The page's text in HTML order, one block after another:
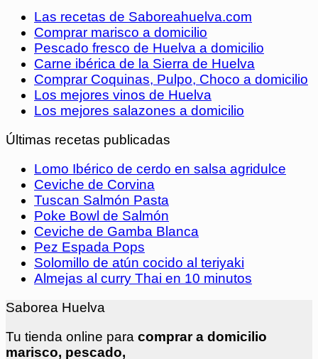
Las recetas de Saboreahuelva.com
Comprar marisco a domicilio
Pescado fresco de Huelva a domicilio
Carne ibérica de la Sierra de Huelva
Comprar Coquinas, Pulpo, Choco a domicilio
Los mejores vinos de Huelva
Los mejores salazones a domicilio
Últimas recetas publicadas
Lomo Ibérico de cerdo en salsa agridulce
Ceviche de Corvina
Tuscan Salmón Pasta
Poke Bowl de Salmón
Ceviche de Gamba Blanca
Pez Espada Pops
Solomillo de atún cocido al teriyaki
Almejas al curry Thai en 10 minutos
Saborea Huelva
Tu tienda online para comprar a domicilio
marisco, pescado,